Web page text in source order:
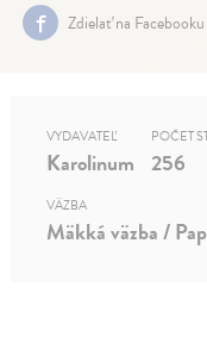
Zdielať na Facebooku
VYDAVATEĽ
Karolinum
POČET
256
VÄZBA
Mäkká väzba /